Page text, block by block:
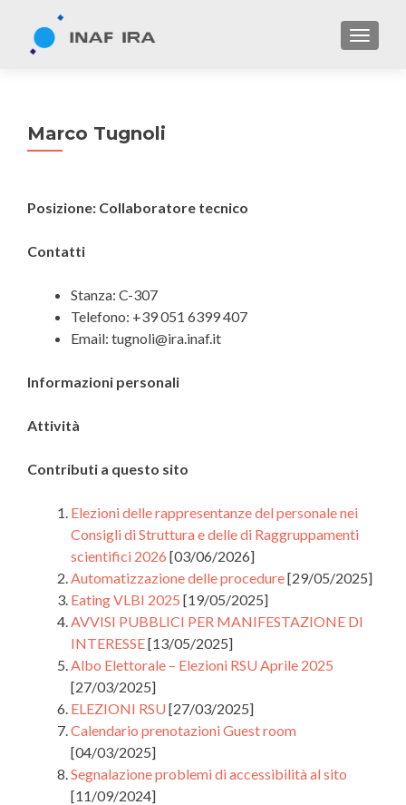
Marco Tugnoli
Posizione: Collaboratore tecnico
Contatti
Stanza: C-307
Telefono: +39 051 6399 407
Email: tugnoli@ira.inaf.it
Informazioni personali
Attività
Contributi a questo sito
Elezioni delle rappresentanze del personale nei
Consigli di Struttura e delle di Raggruppamenti
scientifici 2026 [03/06/2026]
Automatizzazione delle procedure[29/05/2025]
Eating VLBI 2025 [19/05/2025]
AVVISI PUBBLICI PER MANIFESTAZIONE DI
INTERESSE[13/05/2025]
Albo Elettorale – Elezioni RSU Aprile 2025
[27/03/2025]
ELEZIONI RSU[27/03/2025]
Calendario prenotazioni Guest room
[04/03/2025]
Segnalazione problemi di accessibilità al sito
[11/09/2024]